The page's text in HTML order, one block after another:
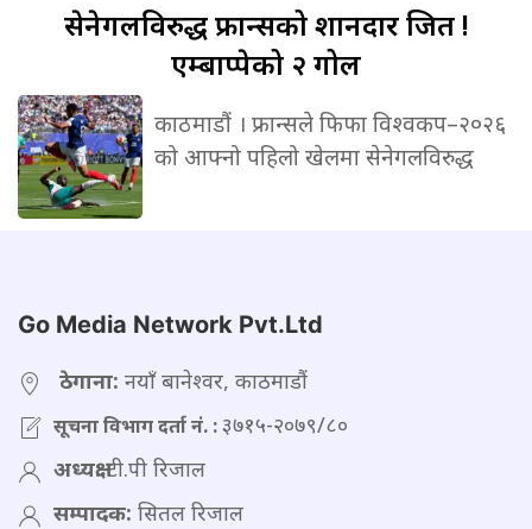
सेनेगलविरुद्धफ्रान्सको शानदार जित !
एम्बाप्पेको २ गोल
काठमाडौं । फ्रान्सले फिफा विश्वकप–२०२६
को आफ्नो पहिलो खेलमा सेनेगलविरुद्ध
Go Media Network Pvt.Ltd
ठेगाना: नयाँ बानेश्वर, काठमाडौं
सूचना विभाग दर्ता नं. :३७१५-२०७९/८०
अध्यक्ष:टी.पी रिजाल
सम्पादक: सितल रिजाल